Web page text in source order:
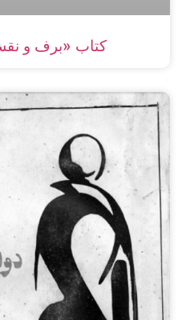
کتاب «برف و